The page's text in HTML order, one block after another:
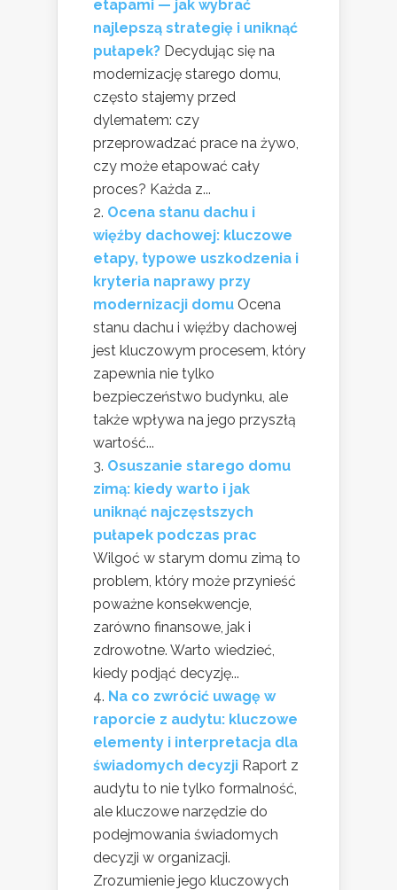
etapami — jak wybrać
najlepszą strategię i uniknąć
pułapek? Decydując się na
modernizację starego domu,
często stajemy przed
dylematem: czy
przeprowadzać prace na żywo,
czy może etapować cały
proces? Każda z...
Ocena stanu dachu i
więźby dachowej: kluczowe
etapy, typowe uszkodzenia i
kryteria naprawy przy
modernizacji domu Ocena
stanu dachu i więźby dachowej
jest kluczowym procesem, który
zapewnia nie tylko
bezpieczeństwo budynku, ale
także wpływa na jego przyszłą
wartość...
Osuszanie starego domu
zimą: kiedy warto i jak
uniknąć najczęstszych
pułapek podczas prac
Wilgoć w starym domu zimą to
problem, który może przynieść
poważne konsekwencje,
zarówno finansowe, jak i
zdrowotne. Warto wiedzieć,
kiedy podjąć decyzję...
Na co zwrócić uwagę w
raporcie z audytu: kluczowe
elementy i interpretacja dla
świadomych decyzji Raport z
audytu to nie tylko formalność,
ale kluczowe narzędzie do
podejmowania świadomych
decyzji w organizacji.
Zrozumienie jego kluczowych